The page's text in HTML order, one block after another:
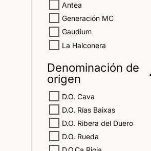
Antea
Generación MC
Gaudium
La Halconera
Denominación de
origen
D.O. Cava
D.O. Rías Baixas
D.O. Ribera del Duero
D.O. Rueda